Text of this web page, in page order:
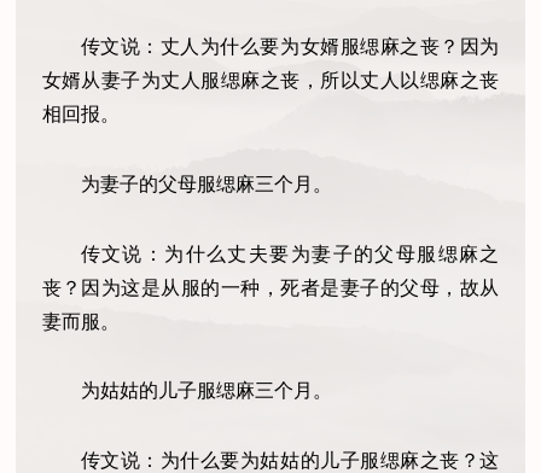
传文说：丈人为什么要为女婿服缌麻之丧？因为
女婿从妻子为丈人服缌麻之丧，所以丈人以缌麻之丧
相回报。
为妻子的父母服缌麻三个月。
传文说：为什么丈夫要为妻子的父母服缌麻之
丧？因为这是从服的一种，死者是妻子的父母，故从
妻而服。
为姑姑的儿子服缌麻三个月。
传文说：为什么要为姑姑的儿子服缌麻之丧？这